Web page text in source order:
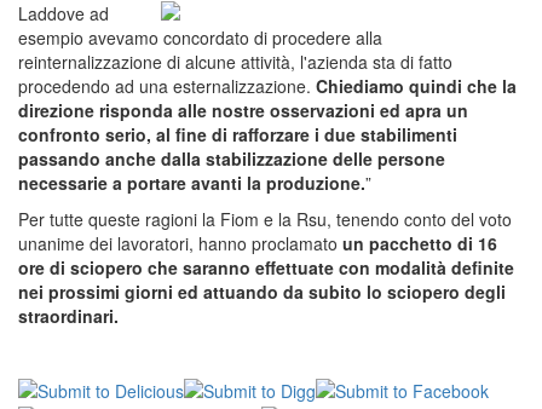
Laddove ad
esempio avevamo concordato di procedere alla
reinternalizzazione di alcune attività, l'azienda sta di fatto
procedendo ad una esternalizzazione. Chiediamo quindi che la
direzione risponda alle nostre osservazioni ed apra un
confronto serio, al fine di rafforzare i due stabilimenti
passando anche dalla stabilizzazione delle persone
necessarie a portare avanti la produzione.”
Per tutte queste ragioni la Fiom e la Rsu, tenendo conto del voto
unanime dei lavoratori, hanno proclamato un pacchetto di 16
ore di sciopero che saranno effettuate con modalità definite
nei prossimi giorni ed attuando da subito lo sciopero degli
straordinari.